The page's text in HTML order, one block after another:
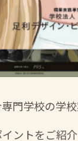
門学校の学
ントをご紹介